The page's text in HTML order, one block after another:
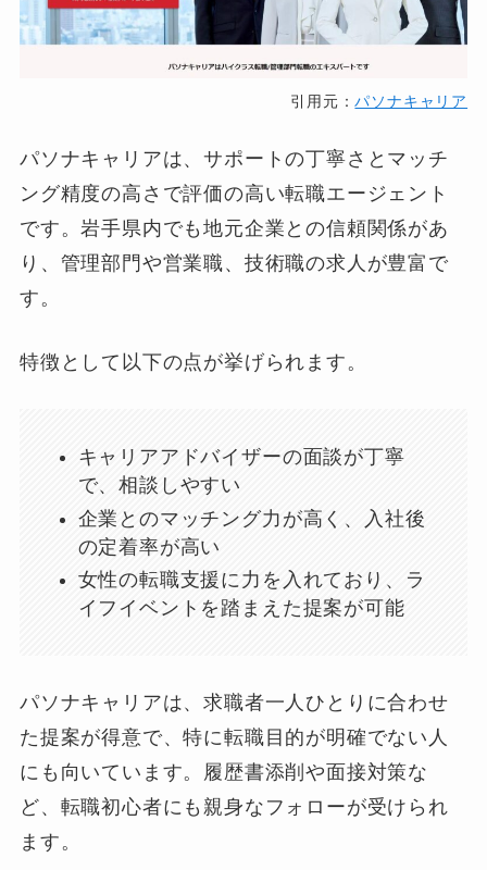
引用元：パソナキャリア
パソナキャリアは、サポートの丁寧さとマッチ
ング精度の高さで評価の高い転職エージェント
です。岩手県内でも地元企業との信頼関係があ
り、管理部門や営業職、技術職の求人が豊富で
す。
特徴として以下の点が挙げられます。
キャリアアドバイザーの面談が丁寧
で、相談しやすい
企業とのマッチング力が高く、入社後
の定着率が高い
女性の転職支援に力を入れており、ラ
イフイベントを踏まえた提案が可能
パソナキャリアは、求職者一人ひとりに合わせ
た提案が得意で、特に転職目的が明確でない人
にも向いています。履歴書添削や面接対策な
ど、転職初心者にも親身なフォローが受けられ
ます。